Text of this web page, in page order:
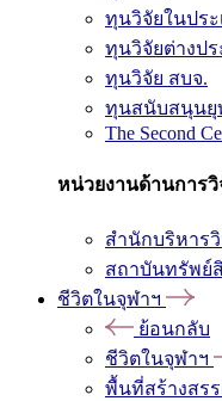
ทุนวิจัยในประ
ทุนวิจัยต่างปร
ทุนวิจัย สบจ.
ทุนสนับสนุนยุ
The Second
หน่วยงานด้านการวิ
สำนักบริหาร
สถาบันทรัพย์
ชีวิตในจุฬาฯ
ย้อนกลับ
ชีวิตในจุฬาฯ
พื้นที่สร้างสร